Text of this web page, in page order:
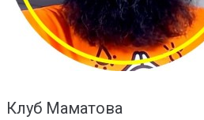
Клуб Маматова